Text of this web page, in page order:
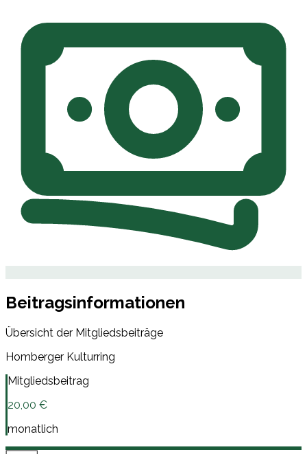
Beitragsinformationen
Übersicht der Mitgliedsbeiträge
Homberger Kulturring
Mitgliedsbeitrag
20,00 €
monatlich